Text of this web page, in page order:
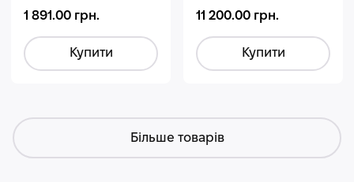
1 891.00 грн.
Купити
11 200.00 грн.
Купити
Більше товарів